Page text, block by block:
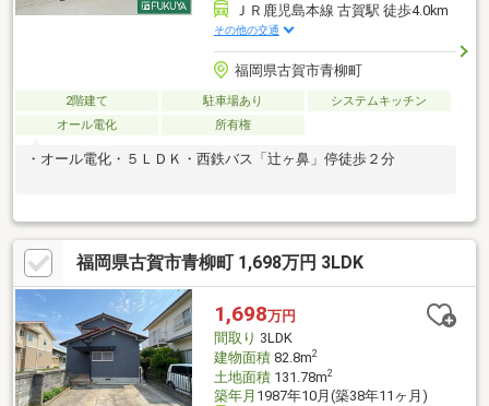
ＪＲ鹿児島本線 古賀駅 徒歩4.0km
その他の交通
福岡県古賀市青柳町
2階建て 駐車場あり
システムキッチン
オール電化
所有権
・オール電化・５ＬＤＫ・西鉄バス「辻ヶ鼻」停徒歩２分
福岡県古賀市青柳町 1,698万円 3LDK
1,698万円
間取り 3LDK
建物面積82.8m2
土地面積131.78m2
築年月 1987年10月(築38年11ヶ月)